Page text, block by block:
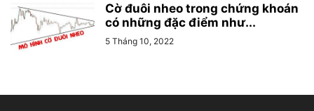
Cờ đuôi nheo trong chứng khoán
có những đặc điểm như...
5 Tháng 10, 2022